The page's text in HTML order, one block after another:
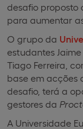
desafio proposto
para aumentar
O grupo da
estudantes
Tiago Ferreira,
base em acções
desafio, terá a
gestores da
A Universidade